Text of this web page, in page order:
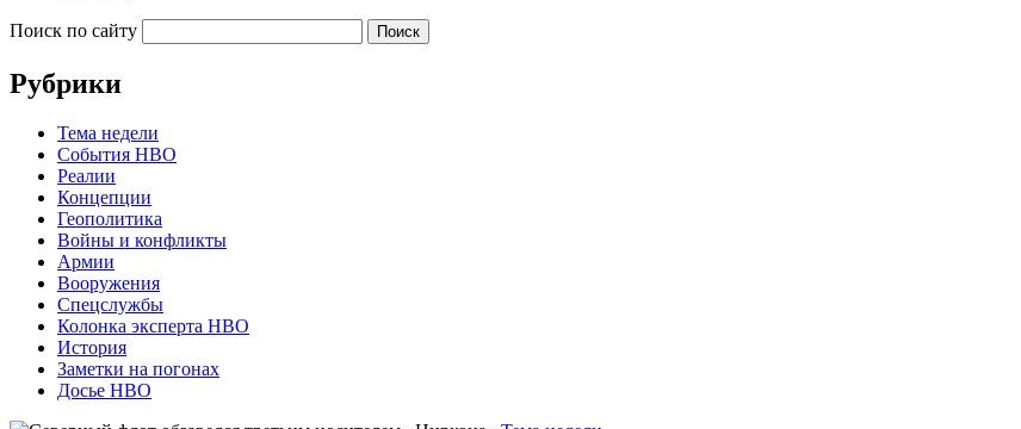
Поиск по сайту
Рубрики
Тема недели
События НВО
Реалии
Концепции
Геополитика
Войны и конфликты
Армии
Вооружения
Спецслужбы
Колонка эксперта НВО
История
Заметки на погонах
Досье НВО